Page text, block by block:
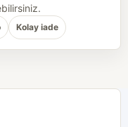
Kolay iade